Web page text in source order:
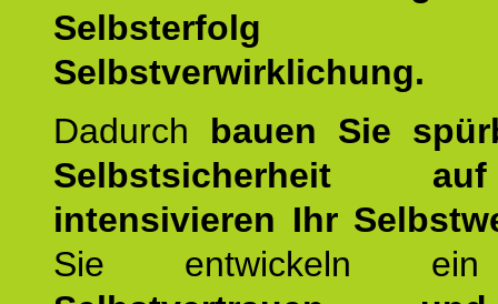
Selbstverwirklichung.
Dadurch bauen Sie
Selbstsicherheit
intensivieren Ihr
Sie entwickeln ein